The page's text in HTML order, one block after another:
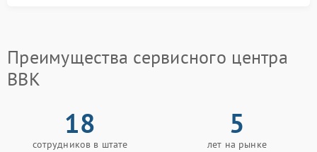
Преимущества сервисного центра
BBK
18
сотрудников в штате
5
лет на рынке